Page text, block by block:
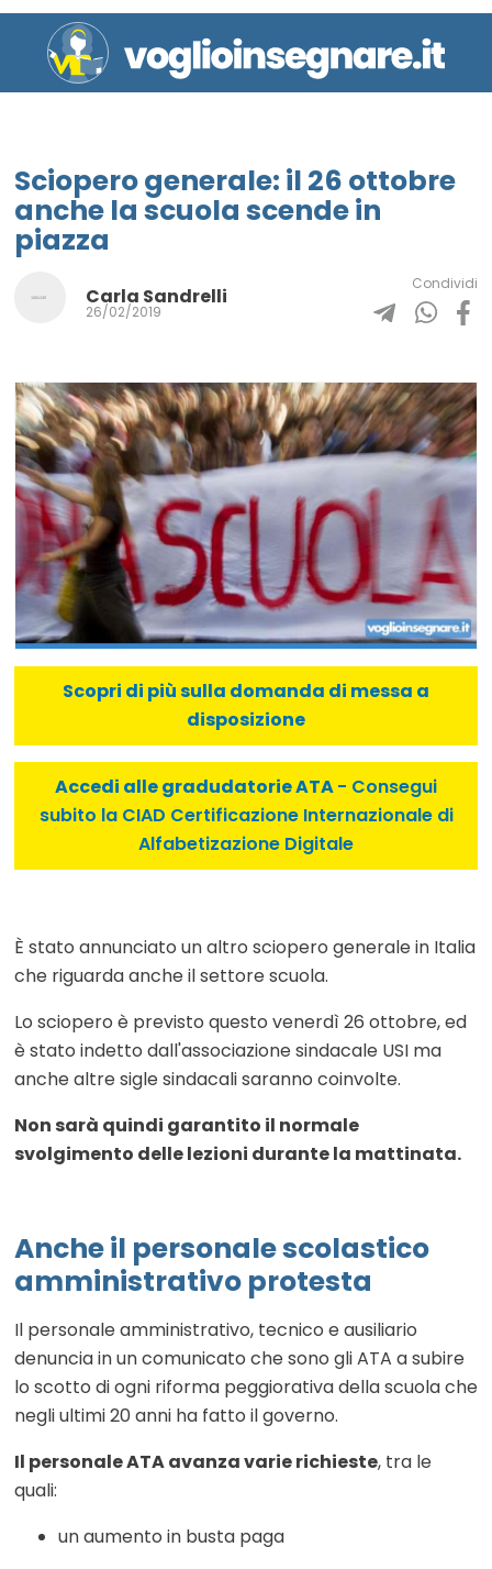
Sciopero generale: il 26 ottobre
anche la scuola scende in
piazza
Carla Sandrelli
26/02/2019
Condividi
Scopri di più sulla domanda di messa a
disposizione
Accedi alle gradudatorie ATA- Consegui
subito la CIAD Certificazione Internazionale di
Alfabetizazione Digitale
È stato annunciato un altro sciopero generale in Italia
che riguarda anche il settore scuola.
Lo sciopero è previsto questo venerdì 26 ottobre, ed
è stato indetto dall'associazione sindacale USI ma
anche altre sigle sindacali saranno coinvolte.
Non sarà quindi garantito il normale
svolgimento delle lezioni durante la mattinata.
Anche il personale scolastico
amministrativo protesta
Il personale amministrativo, tecnico e ausiliario
denuncia in un comunicato che sono gli ATA a subire
lo scotto di ogni riforma peggiorativa della scuola che
negli ultimi 20 anni ha fatto il governo.
Il personale ATA avanza varie richieste, tra le
quali:
un aumento in busta paga